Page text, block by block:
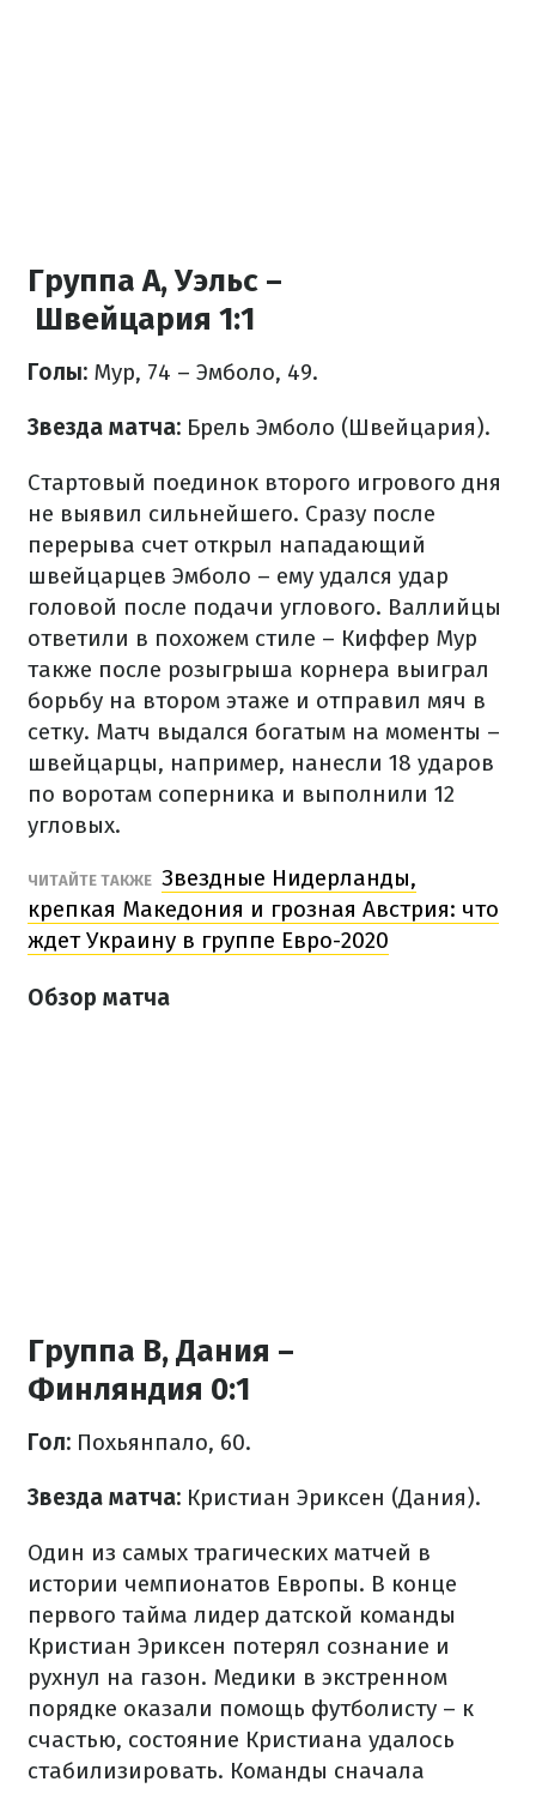
Группа А, Уэльс –
Швейцария 1:1
Голы: Мур, 74 – Эмболо, 49.
Звезда матча: Брель Эмболо (Швейцария).
Стартовый поединок второго игрового дня
не выявил сильнейшего. Сразу после
перерыва счет открыл нападающий
швейцарцев Эмболо – ему удался удар
головой после подачи углового. Валлийцы
ответили в похожем стиле – Киффер Мур
также после розыгрыша корнера выиграл
борьбу на втором этаже и отправил мяч в
сетку. Матч выдался богатым на моменты –
швейцарцы, например, нанесли 18 ударов
по воротам соперника и выполнили 12
угловых.
ЧИТАЙТЕ ТАКЖЕ Звездные Нидерланды,
крепкая Македония и грозная Австрия: что
ждет Украину в группе Евро-2020
Обзор матча
Группа В, Дания –
Финляндия 0:1
Гол: Похьянпало, 60.
Звезда матча: Кристиан Эриксен (Дания).
Один из самых трагических матчей в
истории чемпионатов Европы. В конце
первого тайма лидер датской команды
Кристиан Эриксен потерял сознание и
рухнул на газон. Медики в экстренном
порядке оказали помощь футболисту – к
счастью, состояние Кристиана удалось
стабилизировать. Команды сначала